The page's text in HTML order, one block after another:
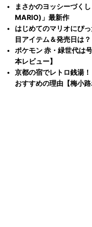
まさかのヨッシーづく
MARIO)」最新作
はじめてのマリオにぴ
目アイテム＆発売日は？
ポケモン 赤・緑世代は
本レビュー】
京都の宿でレトロ銭湯
おすすめの理由【梅小路